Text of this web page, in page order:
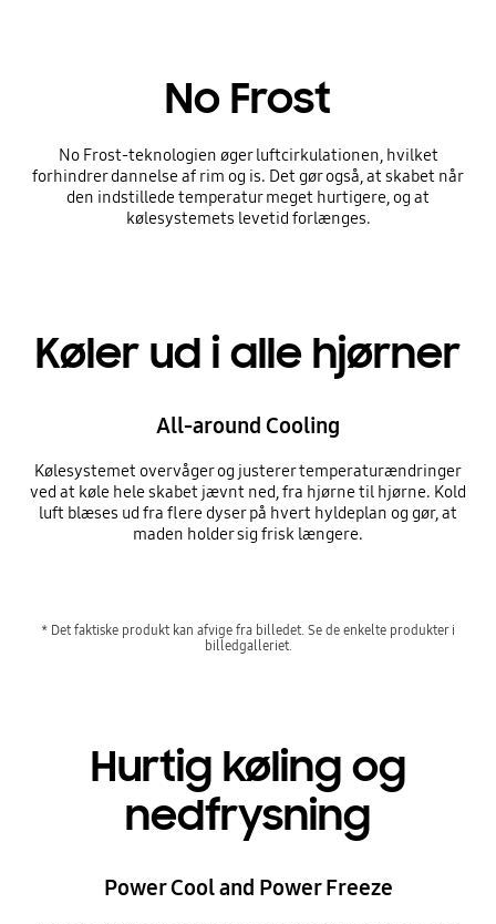
No Frost
No Frost-teknologien øger luftcirkulationen, hvilket
forhindrer dannelse af rim og is. Det gør også, at skabet når
den indstillede temperatur meget hurtigere, og at
kølesystemets levetid forlænges.
Køler ud i alle hjørner
All-around Cooling
Kølesystemet overvåger og justerer temperaturændringer
ved at køle hele skabet jævnt ned, fra hjørne til hjørne. Kold
luft blæses ud fra flere dyser på hvert hyldeplan og gør, at
maden holder sig frisk længere.
* Det faktiske produkt kan afvige fra billedet. Se de enkelte produkter i
billedgalleriet.
Hurtig køling og
nedfrysning
Power Cool and Power Freeze